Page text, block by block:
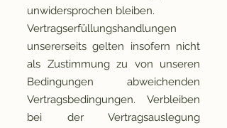
unwidersprochen bleiben.
Vertragserfüllungshandlungen
unsererseits gelten insofern nicht
als Zustimmung zu von unseren
Bedingungen abweichenden
Vertragsbedingungen. Verbleiben
bei der Vertragsauslegung